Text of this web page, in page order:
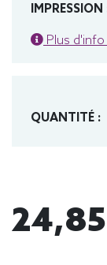
IMPRESSION
Plus
QUANTITÉ :